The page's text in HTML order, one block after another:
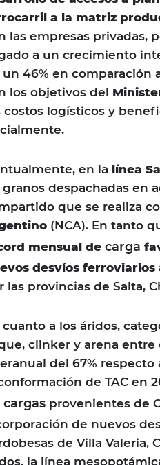
a la matriz
las empresas privadas,
a un crecimiento
46% en comparación
los objetivos del
costos logísticos y
en la línea
despachadas en
que se realiza
(NCA). En tanto
mensual de carga
desvíos ferroviarios
las provincias de Salta,
cuanto a los áridos,
clinker y arena
del 67%
de TAC en
cargas provenientes de
de nuevos
de Villa Valeria,
la línea